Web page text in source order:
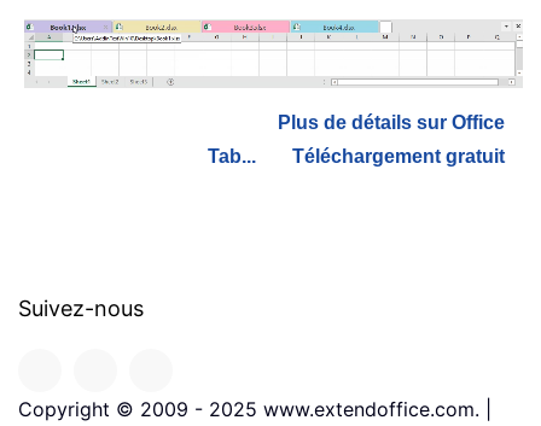
Plus de détails sur Office
Tab...
Téléchargement gratuit
Suivez-nous
Copyright © 2009 - 2025 www.extendoffice.com. |